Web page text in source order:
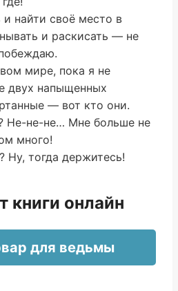
найти своё место в
и раскисать — не
мире, пока я не
двух напыщенных
— вот кто они.
Не-не-не… Мне больше не
много!
Ну, тогда держитесь!
книги онлайн
для ведьмы